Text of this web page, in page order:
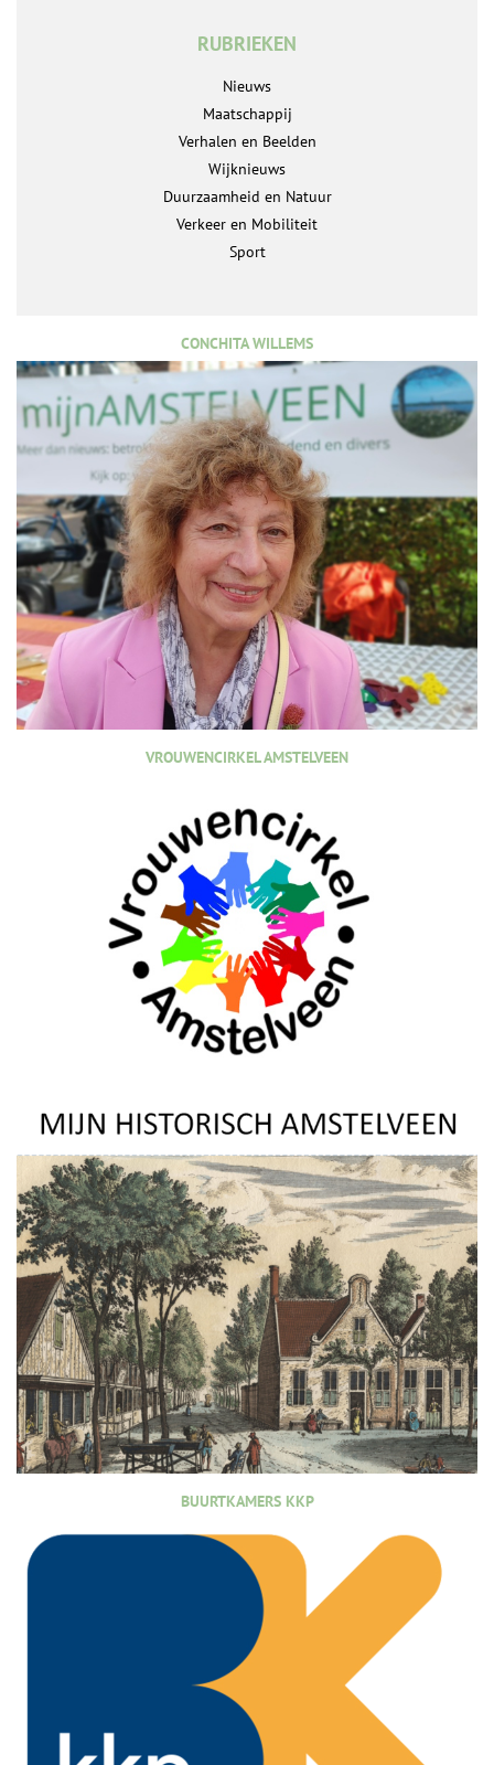
RUBRIEKEN
Nieuws
Maatschappij
Verhalen en Beelden
Wijknieuws
Duurzaamheid en Natuur
Verkeer en Mobiliteit
Sport
CONCHITA WILLEMS
VROUWENCIRKEL AMSTELVEEN
BUURTKAMERS KKP